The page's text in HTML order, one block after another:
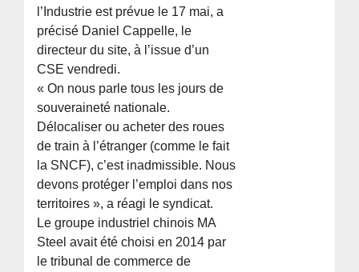
l’Industrie est prévue le 17 mai, a
précisé Daniel Cappelle, le
directeur du site, à l’issue d’un
CSE vendredi.
« On nous parle tous les jours de
souveraineté nationale.
Délocaliser ou acheter des roues
de train à l’étranger (comme le fait
la SNCF), c’est inadmissible. Nous
devons protéger l’emploi dans nos
territoires », a réagi le syndicat.
Le groupe industriel chinois MA
Steel avait été choisi en 2014 par
le tribunal de commerce de